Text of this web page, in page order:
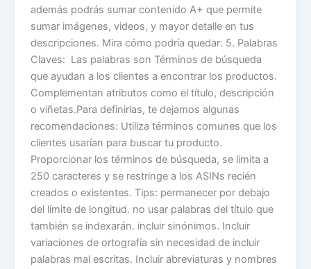
además podrás sumar contenido A+ que permite
sumar imágenes, videos, y mayor detalle en tus
descripciones. Mira cómo podría quedar: 5. Palabras
Claves: Las palabras son Términos de búsqueda
que ayudan a los clientes a encontrar los productos.
Complementan atributos como el título, descripción
o viñetas.Para definirlas, te dejamos algunas
recomendaciones: Utiliza términos comunes que los
clientes usarían para buscar tu producto.
Proporcionar los términos de búsqueda, se limita a
250 caracteres y se restringe a los ASINs recién
creados o existentes. Tips: permanecer por debajo
del límite de longitud. no usar palabras del título que
también se indexarán. incluir sinónimos. Incluir
variaciones de ortografía sin necesidad de incluir
palabras mal escritas. Incluir abreviaturas y nombres